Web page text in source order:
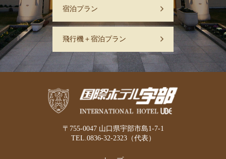
宿泊プラン
飛行機＋宿泊プラン
〒755-0047 山口県宇部市島1-7-1
TEL. 0836-32-2323（代表）